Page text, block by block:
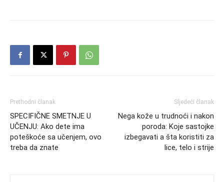
Prethodni članak
SPECIFIČNE SMETNJE U
UČENJU: Ako dete ima
poteškoće sa učenjem, ovo
treba da znate
Sljedeći članak
Nega kože u trudnoći i nakon
poroda: Koje sastojke
izbegavati a šta koristiti za
lice, telo i strije